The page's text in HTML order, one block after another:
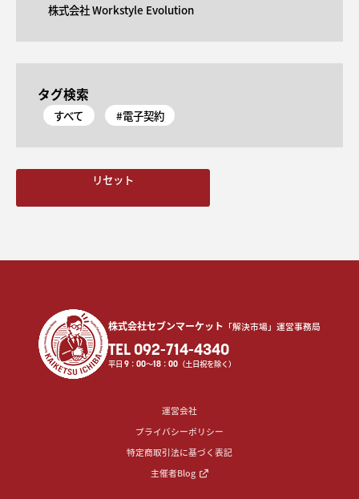
株式会社 Workstyle Evolution
タグ検索
すべて #電子契約
リセット
株式会社セブンマーケット 「解決市場」運営事務局
TEL 092-714-4340
平日9 ：00〜18 ：00 （土日祝を除く）
運営会社
プライバシーポリシー
特定商取引法に基づく表記
主催者Blog